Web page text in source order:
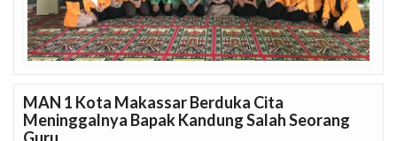
MAN 1 Kota Makassar Berduka Cita
Meninggalnya Bapak Kandung Salah Seorang